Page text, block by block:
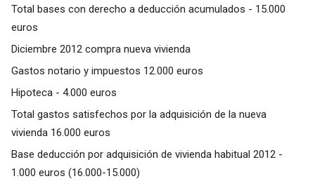
Total bases con derecho a deducción acumulados - 15.000
euros
Diciembre 2012 compra nueva vivienda
Gastos notario y impuestos 12.000 euros
Hipoteca - 4.000 euros
Total gastos satisfechos por la adquisición de la nueva
vivienda 16.000 euros
Base deducción por adquisición de vivienda habitual 2012 -
1.000 euros (16.000-15.000)